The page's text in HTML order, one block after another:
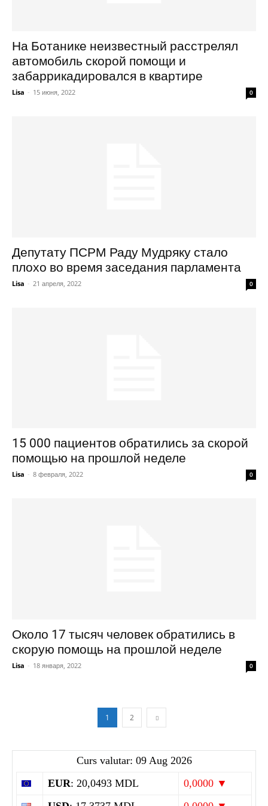
На Ботанике неизвестный расстрелял
автомобиль скорой помощи и
забаррикадировался в квартире
Lisa - 15 июня, 2022 0
Депутату ПСРМ Раду Мудряку стало
плохо во время заседания парламента
Lisa - 21 апреля, 2022 0
15 000 пациентов обратились за скорой
помощью на прошлой неделе
Lisa - 8 февраля, 2022 0
Около 17 тысяч человек обратились в
скорую помощь на прошлой неделе
Lisa - 18 января, 2022 0
1 2
Curs valutar: 09 Aug 2026
EUR: 20,0493 MDL
0,0000 ▼